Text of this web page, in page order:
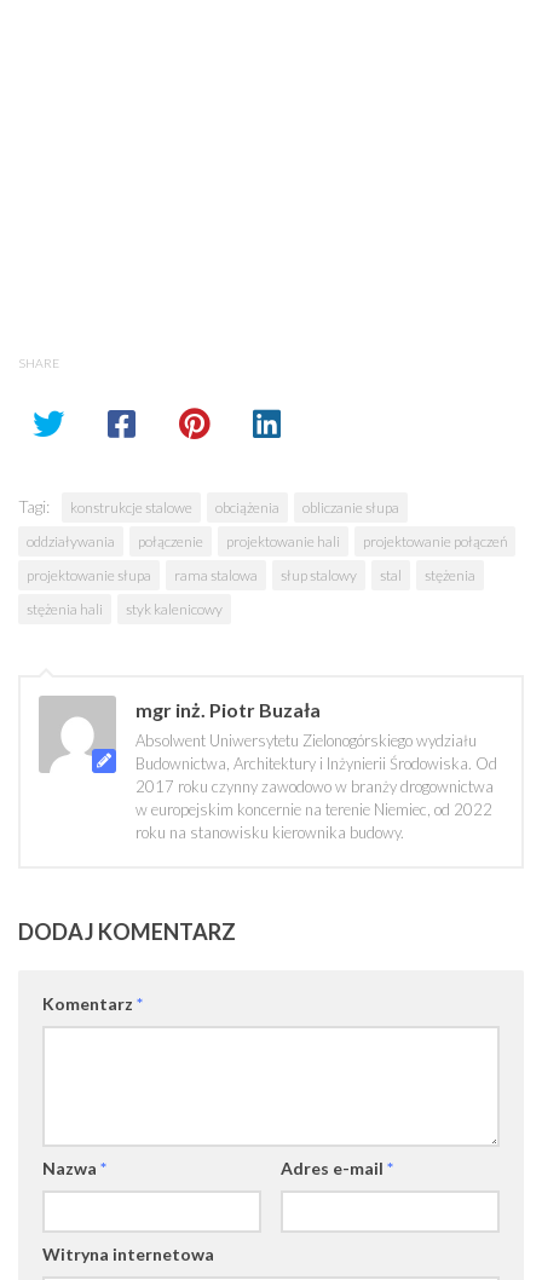
SHARE
Tagi: konstrukcje stalowe obciążenia
obliczanie słupa
oddziaływania
połączenie projektowanie hali
projektowanie połączeń
projektowanie słupa
rama stalowa słup stalowy stal
stężenia
stężenia hali
styk kalenicowy
mgr inż. Piotr Buzała
Absolwent Uniwersytetu Zielonogórskiego wydziału
Budownictwa, Architektury i Inżynierii Środowiska. Od
2017 roku czynny zawodowo w branży drogownictwa
w europejskim koncernie na terenie Niemiec, od 2022
roku na stanowisku kierownika budowy.
DODAJ KOMENTARZ
Komentarz *
Nazwa * Adres e-mail *
Witryna internetowa